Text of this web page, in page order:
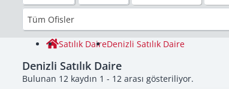
Tüm Ofisler
Satılık DaireDenizli Satılık Daire
Denizli Satılık Daire
Bulunan 12 kaydın 1 - 12 arası gösteriliyor.